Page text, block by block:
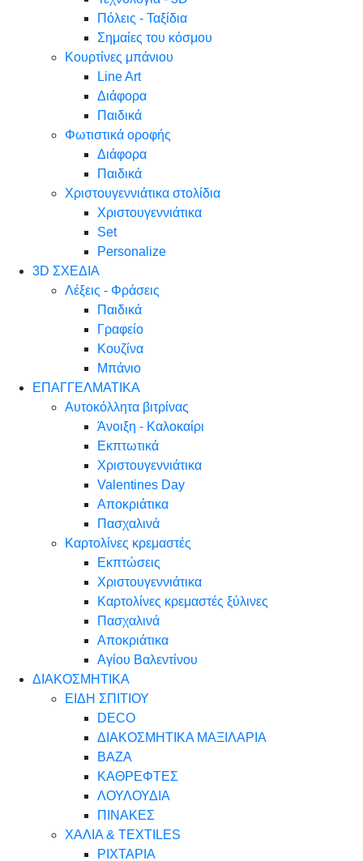
Πόλεις - Ταξίδια
Σημαίες του κόσμου
Κουρτίνες μπάνιου
Line Art
Διάφορα
Παιδικά
Φωτιστικά οροφής
Διάφορα
Παιδικά
Χριστουγεννιάτικα στολίδια
Χριστουγεννιάτικα
Set
Personalize
3D ΣΧΕΔΙΑ
Λέξεις - Φράσεις
Παιδικά
Γραφείο
Κουζίνα
Μπάνιο
ΕΠΑΓΓΕΛΜΑΤΙΚΑ
Αυτοκόλλητα βιτρίνας
Άνοιξη - Καλοκαίρι
Εκπτωτικά
Χριστουγεννιάτικα
Valentines Day
Αποκριάτικα
Πασχαλινά
Καρτολίνες κρεμαστές
Εκπτώσεις
Χριστουγεννιάτικα
Καρτολίνες κρεμαστές ξύλινες
Πασχαλινά
Αποκριάτικα
Αγίου Βαλεντίνου
ΔΙΑΚΟΣΜΗΤΙΚΑ
ΕΙΔΗ ΣΠΙΤΙΟΥ
DECO
ΔΙΑΚΟΣΜΗΤΙΚΑ ΜΑΞΙΛΑΡΙΑ
ΒΑΖΑ
ΚΑΘΡΕΦΤΕΣ
ΛΟΥΛΟΥΔΙΑ
ΠΙΝΑΚΕΣ
ΧΑΛΙΑ & TEXTILES
ΡΙΧΤΑΡΙΑ